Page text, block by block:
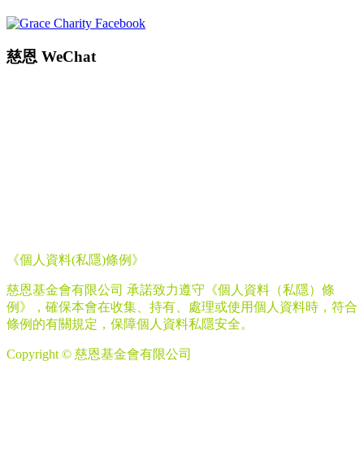
慈恩 WeChat
《個人資料(私隱)條例》
慈恩基金會有限公司 承諾致力遵守《個人資料（私隱）條
例》，確保本會在收集、持有、處理或使用個人資料時，符合
條例的有關規定，保障個人資料私隱安全。
Copyright © 慈恩基金會有限公司